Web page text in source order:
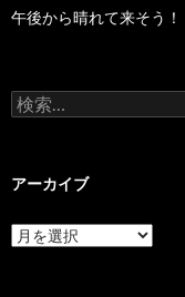
午後から晴れて来そう！
検索:
アーカイブ
アーカイブ